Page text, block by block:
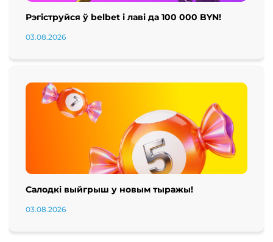
Рэгіструйся ў belbet і лаві да 100 000 BYN!
03.08.2026
Салодкі выйгрыш у новым тыражы!
03.08.2026